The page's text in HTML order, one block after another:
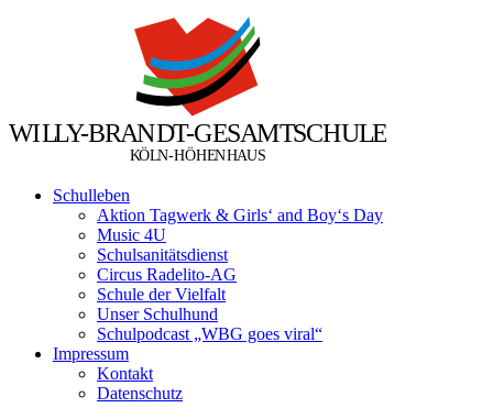
WILLY-BRANDT-GESAMTSCHULE
KÖLN-HÖHENHAUS
Schulleben
Aktion Tagwerk & Girls‘ and Boy‘s Day
Music 4U
Schulsanitätsdienst
Circus Radelito-AG
Schule der Vielfalt
Unser Schulhund
Schulpodcast „WBG goes viral“
Impressum
Kontakt
Datenschutz